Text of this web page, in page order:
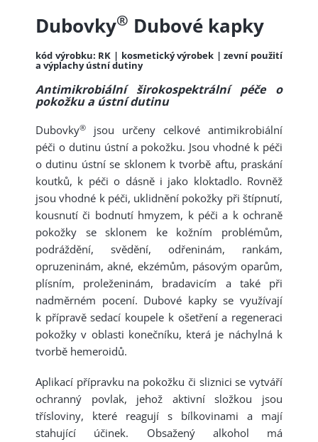
Dubovky® Dubové kapky
kód výrobku: RK | kosmetický výrobek | zevní použití
a výplachy ústní dutiny
Antimikrobiální širokospektrální péče o
pokožku a ústní dutinu
Dubovky®
jsou určeny celkové antimikrobiální
péči o dutinu ústní a pokožku. Jsou vhodné k péči
o dutinu ústní se sklonem k tvorbě aftu, praskání
koutků, k péči o dásně i jako kloktadlo. Rovněž
jsou vhodné k péči, uklidnění pokožky při štípnutí,
kousnutí či bodnutí hmyzem, k péči a k ochraně
pokožky se sklonem ke kožním problémům,
podráždění, svědění, odřeninám, rankám,
opruzeninám, akné, ekzémům, pásovým oparům,
plísním, proleženinám, bradavicím a také při
nadměrném pocení. Dubové kapky se využívají
k přípravě sedací koupele k ošetření a regeneraci
pokožky v oblasti konečníku, která je náchylná k
tvorbě hemeroidů.
Aplikací přípravku na pokožku či sliznici se vytváří
ochranný povlak, jehož aktivní složkou jsou
třísloviny, které reagují s bílkovinami a mají
stahující účinek. Obsažený alkohol má